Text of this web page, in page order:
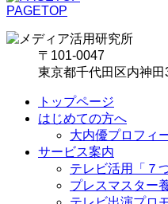
PAGETOP
〒101-0047
東京都千代田区内神
トップページ
はじめての方へ
大内優プロフィ
サービス案内
テレビ活用「７
プレスマスター